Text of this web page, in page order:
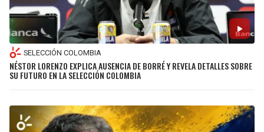
SELECCIÓN COLOMBIA
NÉSTOR LORENZO EXPLICA AUSENCIA DE BORRÉ Y REVELA DETALLES SOBRE
SU FUTURO EN LA SELECCIÓN COLOMBIA